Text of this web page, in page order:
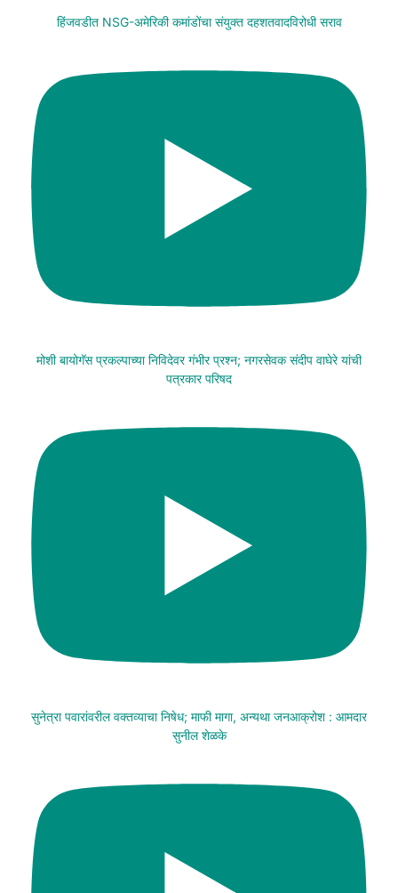
हिंजवडीत NSG-अमेरिकी कमांडोंचा संयुक्त दहशतवादविरोधी सराव
मोशी बायोगॅस प्रकल्पाच्या निविदेवर गंभीर प्रश्न; नगरसेवक संदीप वाघेरे यांची
पत्रकार परिषद
सुनेत्रा पवारांवरील वक्तव्याचा निषेध; माफी मागा, अन्यथा जनआक्रोश : आमदार
सुनील शेळके